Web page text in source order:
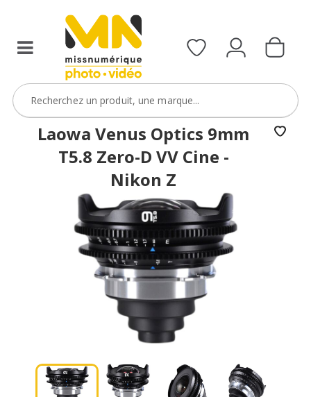
le
ObjectifFiltre5
VOIR L'OFFRE
Laowa Venus Optics 9mm
T5.8 Zero-D VV Cine -
Nikon Z